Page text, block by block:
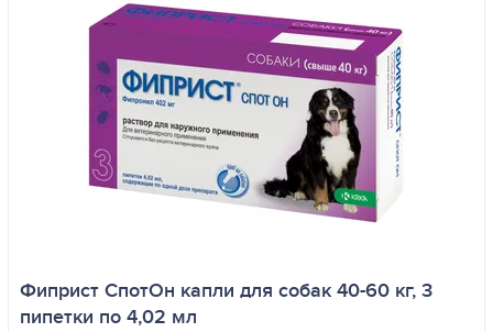
Фиприст СпотОн капли для собак 40-60 кг, 3
пипетки по 4,02 мл